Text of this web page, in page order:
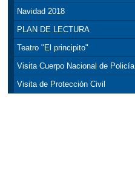
Navidad 2018
PLAN DE LECTURA
Teatro "El principito"
Visita Cuerpo Nacional de Policía
Visita de Protección Civil